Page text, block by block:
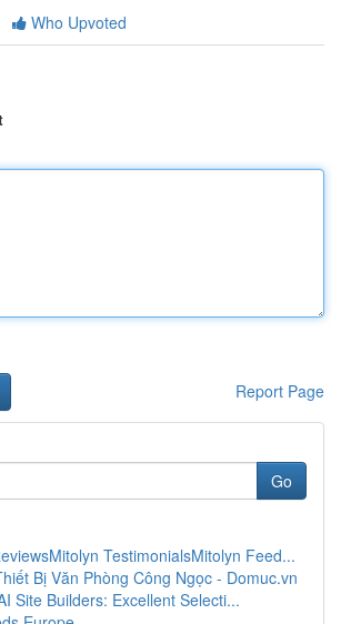
Who Upvoted
Report Page
Go
TestimonialsMitolyn Feed...
Bị Văn Phòng Công Ngọc - Domuc.vn
Site Builders: Excellent Selecti...